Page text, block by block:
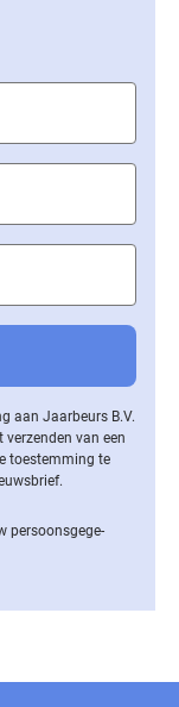
aan Jaarbeurs B.V.
van een
toestemming te
per­soons­ge­ge­